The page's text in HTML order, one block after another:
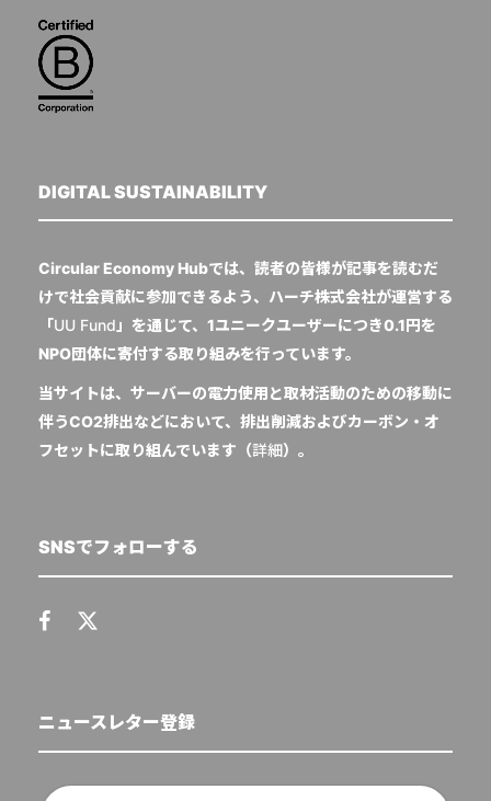
DIGITAL SUSTAINABILITY
Circular Economy Hubでは、読者の皆様が記事を読むだ
けで社会貢献に参加できるよう、ハーチ株式会社が運営する
「UU Fund 」を通じて、1ユニークユーザーにつき0.1円を
NPO団体に寄付する取り組みを行っています。
当サイトは、サーバーの電力使用と取材活動のための移動に
伴うCO2排出などにおいて、排出削減およびカーボン・オ
フセットに取り組んでいます（詳細）。
SNSでフォローする
ニュースレター登録